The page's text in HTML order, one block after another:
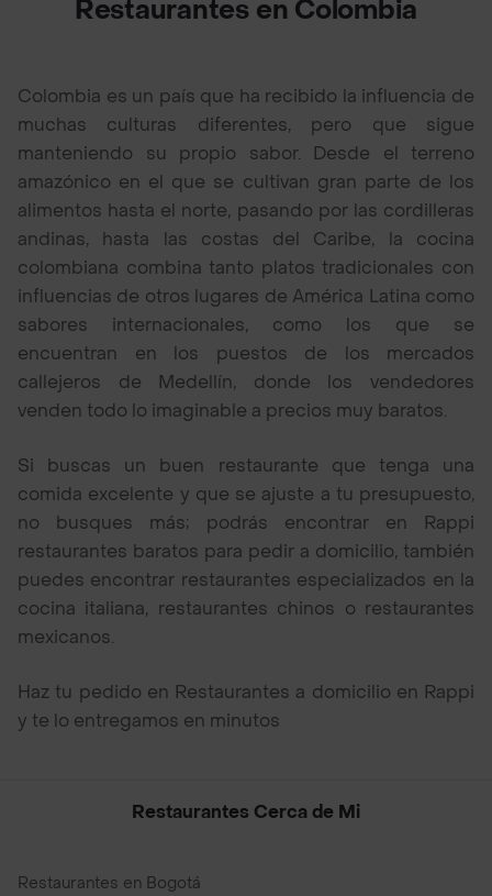
Restaurantes en Colombia
Colombia es un país que ha recibido la influencia de
muchas culturas diferentes, pero que sigue
manteniendo su propio sabor. Desde el terreno
amazónico en el que se cultivan gran parte de los
alimentos hasta el norte, pasando por las cordilleras
andinas, hasta las costas del Caribe, la cocina
colombiana combina tanto platos tradicionales con
influencias de otros lugares de América Latina como
sabores internacionales, como los que se
encuentran en los puestos de los mercados
callejeros de Medellín, donde los vendedores
venden todo lo imaginable a precios muy baratos.
Si buscas un buen restaurante que tenga una
comida excelente y que se ajuste a tu presupuesto,
no busques más; podrás encontrar en Rappi
restaurantes baratos para pedir a domicilio, también
puedes encontrar restaurantes especializados en la
cocina italiana, restaurantes chinos o restaurantes
mexicanos.
Haz tu pedido en Restaurantes a domicilio en Rappi
y te lo entregamos en minutos
Restaurantes Cerca de Mi
Restaurantes en Bogotá